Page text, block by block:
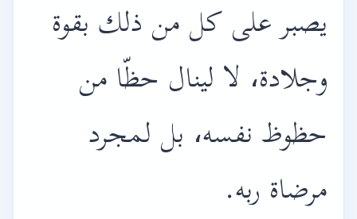
يصبر على كل من ذلك بقوة
وجلادة، لا لينال حظّا من
حظوظ نفسه، بل لمجرد
مرضاة ربه.